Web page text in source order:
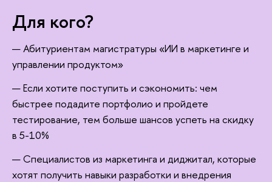
Для кого?
Абитуриентам магистратуры «ИИ в маркетинге и
управлении продуктом»
Если хотите поступить и сэкономить: чем
ыстрее подадите портфолио и пройдете
тестирование, тем больше шансов успеть на скидку
5-10%
Специалистов из маркетинга и диджитал, которые
хотят получить навыки разработки и внедрения